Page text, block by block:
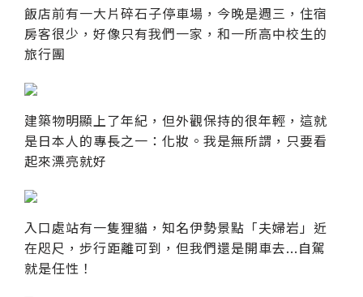
飯店前有一大片碎石子停車場，今晚是週三，住宿
房客很少，好像只有我們一家，和一所高中校生的
旅行團
建築物明顯上了年紀，但外觀保持的很年輕，這就
是日本人的專長之一：化妝。我是無所謂，只要看
起來漂亮就好
入口處站有一隻狸貓，知名伊勢景點「夫婦岩」近
在咫尺，步行距離可到，但我們還是開車去...自駕
就是任性！